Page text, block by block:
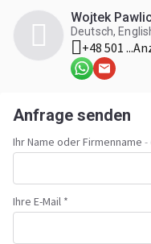
Wojtek
Deutsch,
+48 501 ...
Anfrage senden
Ihr Name oder Firmenname -
Ihre E-Mail *